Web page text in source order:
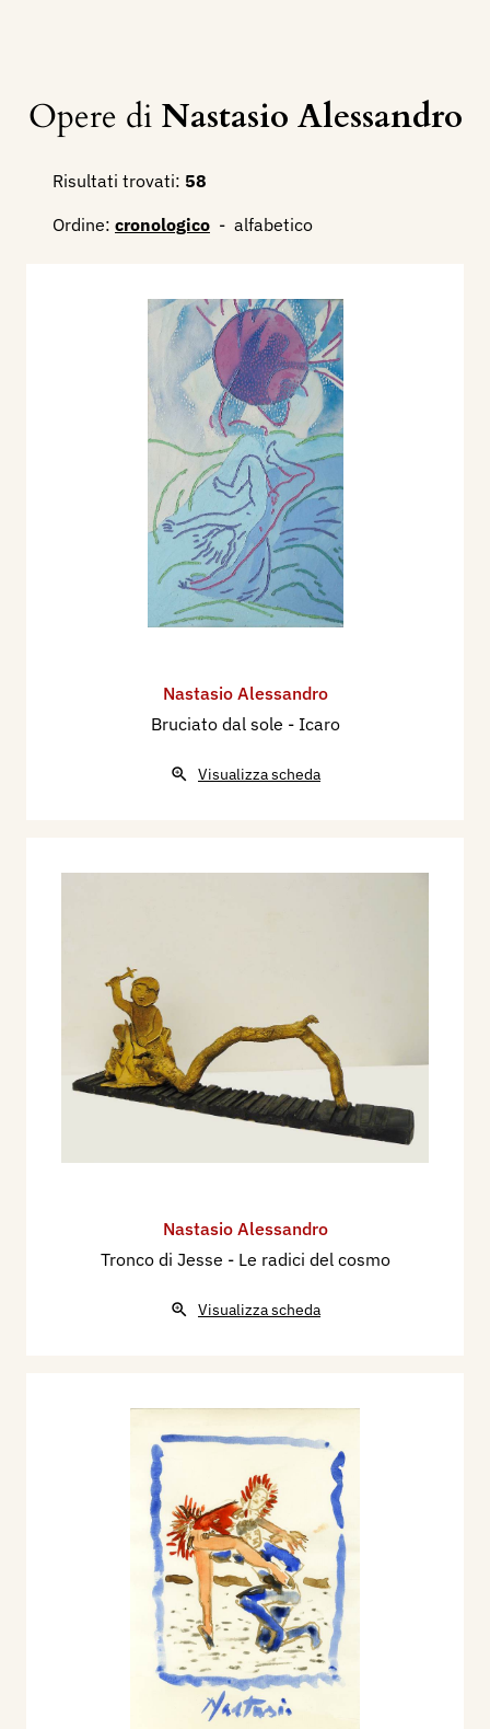
Opere di Nastasio Alessandro
Risultati trovati: 58
Ordine: cronologico - alfabetico
Nastasio Alessandro
Bruciato dal sole - Icaro
Visualizza scheda
Nastasio Alessandro
Tronco di Jesse - Le radici del cosmo
Visualizza scheda